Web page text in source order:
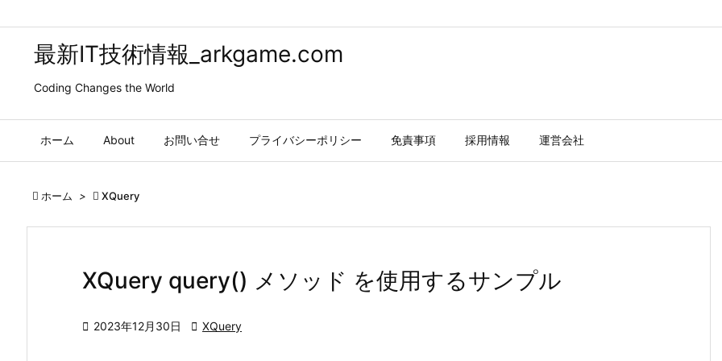
最新IT技術情報_arkgame.com
Coding Changes the World
ホーム About お問い合せ プライバシーポリシー 免責事項 採用情報 運営会社
 ホーム >  XQuery
XQuery query() メソッド を使用するサンプル
 2023年12月30日  XQuery